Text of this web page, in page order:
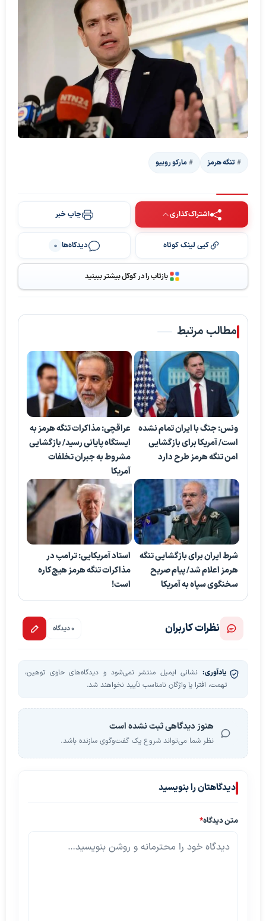
پخش ویدیو
تنگه هرمز مارکو روبیو
اشتراک‌گذاری چاپ خبر
کپی لینک کوتاه دیدگاه‌ها 0
بازتاب را در گوگل بیشتر ببینید
مطالب مرتبط
ونس: جنگ با ایران تمام نشده
است/ آمریکا برای بازگشایی
امن تنگه هرمز طرح دارد
عراقچی: مذاکرات تنگه هرمز به
ایستگاه پایانی رسید/ بازگشایی
مشروط به جبران تخلفات
آمریکا
شرط ایران برای بازگشایی تنگه
هرمز اعلام شد/ پیام صریح
سخنگوی سپاه به آمریکا
استاد آمریکایی: ترامپ در
مذاکرات تنگه هرمز هیچ‌کاره
است!
نظرات کاربران 0 دیدگاه
یادآوری: نشانی ایمیل منتشر نمی‌شود و دیدگاه‌های حاوی توهین،
تهمت، افترا یا واژگان نامناسب تأیید نخواهند شد.
هنوز دیدگاهی ثبت نشده است
نظر شما می‌تواند شروع یک گفت‌وگوی سازنده باشد.
دیدگاهتان را بنویسید
متن دیدگاه*